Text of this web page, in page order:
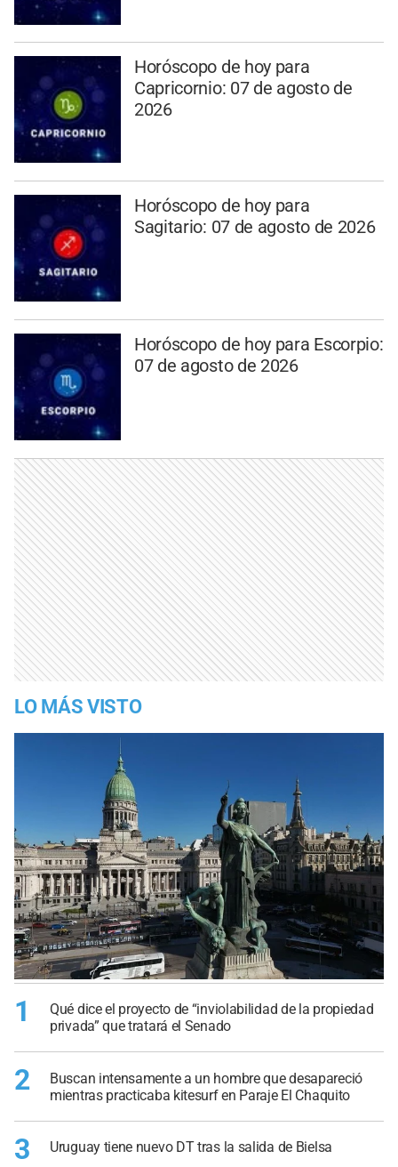
Horóscopo de hoy para
Capricornio: 07 de agosto de
2026
Horóscopo de hoy para
Sagitario: 07 de agosto de 2026
Horóscopo de hoy para Escorpio:
07 de agosto de 2026
LO MÁS VISTO
1
Qué dice el proyecto de “inviolabilidad de la propiedad
privada” que tratará el Senado
2
Buscan intensamente a un hombre que desapareció
mientras practicaba kitesurf en Paraje El Chaquito
3 Uruguay tiene nuevo DT tras la salida de Bielsa